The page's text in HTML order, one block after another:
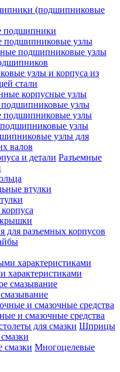
(подшипниковые
подшипники
подшипниковые узлы
подшипниковые узлы
узлы и корпуса из
стали
корпусные узлы
подшипниковые узлы
подшипниковые узлы
узлы
узлы для
валов
Разъемные
втулки
для разъемных корпусов
характеристиками
и смазочные средства
Шприцы
Многоцелевые